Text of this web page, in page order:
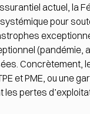
actuel, la
pour
et PME, ou une
pertes